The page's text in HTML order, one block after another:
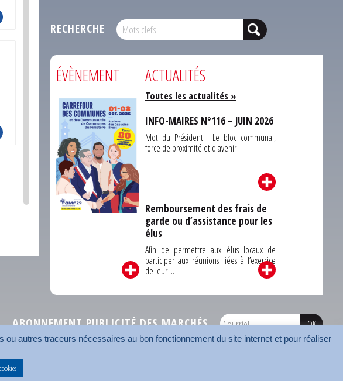
RECHERCHE
ÉVÈNEMENT ACTUALITÉS
Toutes les actualités »
INFO-MAIRES N°116 – JUIN 2026
Mot du Président : Le bloc communal,
force de proximité et d'avenir
Remboursement des frais de
garde ou d’assistance pour les
élus
Afin de permettre aux élus locaux de
participer aux réunions liées à l’exercice
de leur ...
ABONNEMENT PUBLICITÉ DES MARCHÉS
du site
autres traceurs nécessaires au bon fonctionnement du site internet et pour réaliser